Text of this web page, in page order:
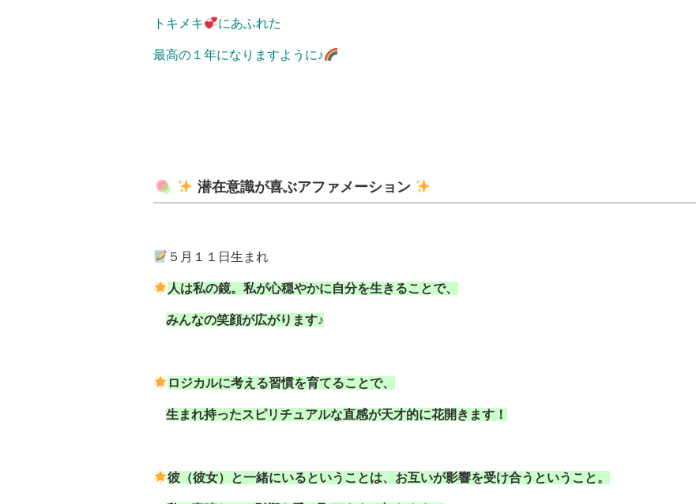
トキメキ にあふれた
最高の１年になりますように♪
潜在意識が喜ぶアファメーション
５月１１日生まれ
人は私の鏡。私が心穏やかに自分を生きることで、
みんなの笑顔が広がります♪
ロジカルに考える習慣を育てることで、
生まれ持ったスピリチュアルな直感が天才的に花開きます！
彼（彼女）と一緒にいるということは、お互いが影響を受け合うということ。